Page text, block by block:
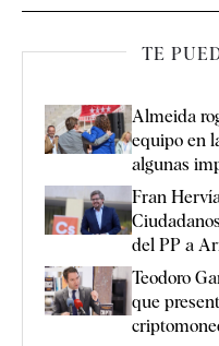
TE
Almeida
equipo en
algunas
Fran
del PP a
Teodoro
que